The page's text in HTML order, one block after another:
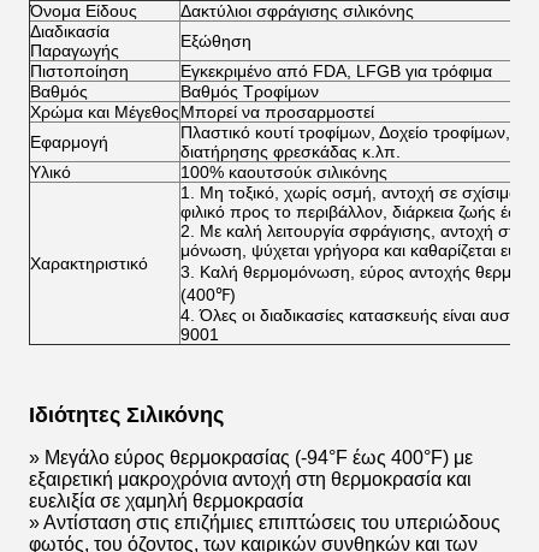
Όνομα Είδους
Δακτύλιοι σφράγισης σιλικόνης
Διαδικασία
Παραγωγής
Εξώθηση
Πιστοποίηση
Εγκεκριμένο από FDA, LFGB για τρόφιμα
Βαθμός
Βαθμός Τροφίμων
Χρώμα και ΜέγεθοςΜπορεί να προσαρμοστεί
Εφαρμογή
Πλαστικό κουτί τροφίμων, Δοχείο τροφίμων,
διατήρησης φρεσκάδας κ.λπ.
Υλικό
100% καουτσούκ σιλικόνης
Χαρακτηριστικό
1. Μη τοξικό, χωρίς οσμή, αντοχή σε σχίσιμο,
φιλικό προς το περιβάλλον, διάρκεια ζωής έως
2. Με καλή λειτουργία σφράγισης, αντοχή στο
μόνωση, ψύχεται γρήγορα και καθαρίζεται
3. Καλή θερμομόνωση, εύρος αντοχής
(400℉)
4. Όλες οι διαδικασίες κατασκευής είναι
9001
Ιδιότητες Σιλικόνης
» Μεγάλο εύρος θερμοκρασίας (-94°F έως 400°F) με
εξαιρετική μακροχρόνια αντοχή στη θερμοκρασία και
ευελιξία σε χαμηλή θερμοκρασία
» Αντίσταση στις επιζήμιες επιπτώσεις του υπεριώδους
φωτός, του όζοντος, των καιρικών συνθηκών και των